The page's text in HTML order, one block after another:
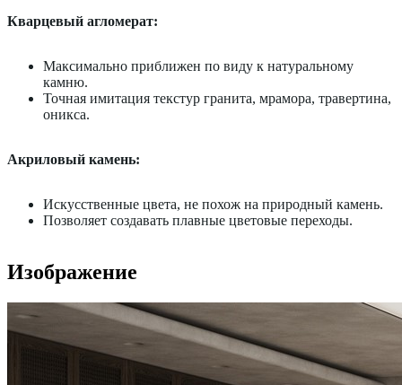
Кварцевый агломерат:
Максимально приближен по виду к натуральному
камню.
Точная имитация текстур гранита, мрамора, травертина,
оникса.
Акриловый камень:
Искусственные цвета, не похож на природный камень.
Позволяет создавать плавные цветовые переходы.
Изображение